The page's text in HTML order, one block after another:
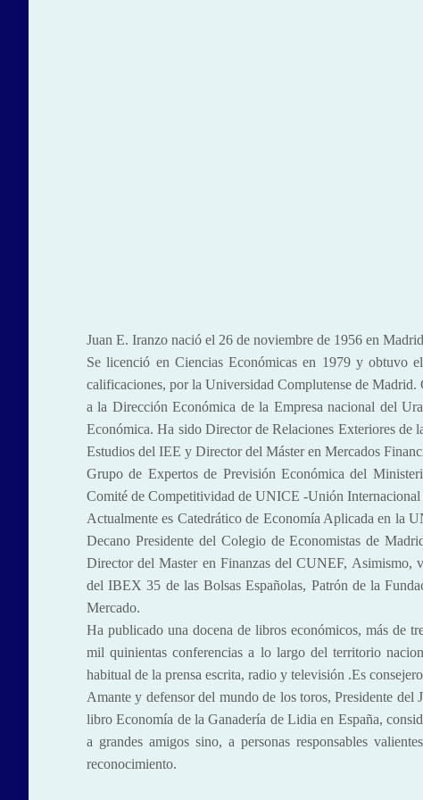
Juan E. Iranzo nació el 26 de noviembre de 1956 en
Se licenció en Ciencias Económicas en 1979 y obtuvo
calificaciones, por la Universidad Complutense de
a la Dirección Económica de la Empresa nacional del
Económica. Ha sido Director de Relaciones Exteriores de
Estudios del IEE y Director del Máster en Mercados
Grupo de Expertos de Previsión Económica del
Comité de Competitividad de UNICE -Unión Internacional
Actualmente es Catedrático de Economía Aplicada en la
Decano Presidente del Colegio de Economistas de
Director del Master en Finanzas del CUNEF,
del IBEX 35 de las Bolsas Españolas, Patrón de la
Mercado.
Ha publicado una docena de libros económicos, más de
mil quinientas conferencias a lo largo del territorio
habitual de la prensa escrita, radio y televisión .Es
Amante y defensor del mundo de los toros, Presidente
libro Economía de la Ganadería de Lidia en España,
a grandes amigos sino, a personas responsables
reconocimiento.